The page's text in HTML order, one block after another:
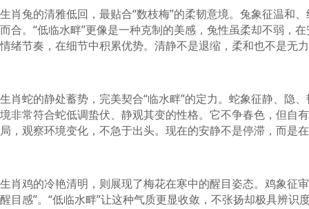
生肖兔的清雅低回，最贴合“数枝梅”的柔韧意境。兔象征温和
而合。“低临水畔”更像是一种克制的美感，兔性虽柔却不弱，
情绪节奏，在细节中积累优势。清静不是退缩，柔和也不是无
生肖蛇的静处蓄势，完美契合“临水畔”的定力。蛇象征静、隐
境非常符合蛇低调蛰伏、静观其变的性格。它不争春色，但自
局，观察环境变化，不急于出头。现在的安静不是停滞，而是
生肖鸡的冷艳清明，则展现了梅花在寒中的醒目姿态。鸡象征
醒目感”。“低临水畔”让这种气质更显收敛，不张扬却极具辨